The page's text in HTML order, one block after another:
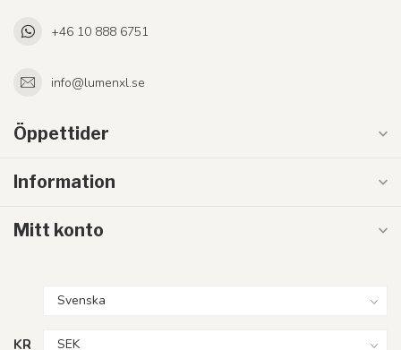
+46 10 888 6751
info@lumenxl.se
Öppettider
Information
Mitt konto
KR